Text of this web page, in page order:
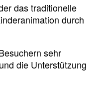
das traditionelle
durch
sehr
die Unterstützung